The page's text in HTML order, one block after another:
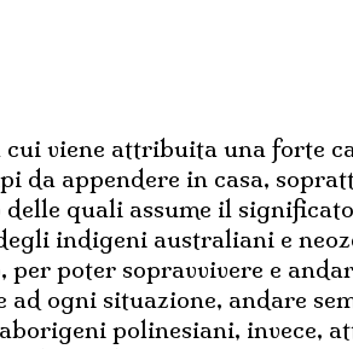
viene attribuita una forte
appendere in casa,
quali assume il
indigeni australiani e
per poter sopravvivere e
ogni situazione, andare
polinesiani, invece,